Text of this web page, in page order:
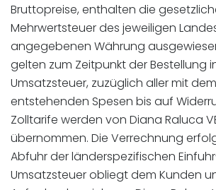
Bruttopreise, enthalten die
Mehrwertsteuer des jeweiligen
angegebenen Währung
gelten zum Zeitpunkt der Bestellung
Umsatzsteuer, zuzüglich aller mit
entstehenden Spesen bis auf
Zolltarife werden von Diana Raluca
übernommen. Die Verrechnung
Abfuhr der länderspezifischen
Umsatzsteuer obliegt dem Kunden